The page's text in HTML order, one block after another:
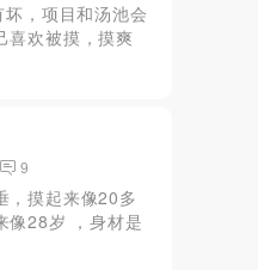
，项目和汤池会
喜欢被摸，摸爽
9
，摸起来像20多
像28岁 ，身材是
有点恶心 有点